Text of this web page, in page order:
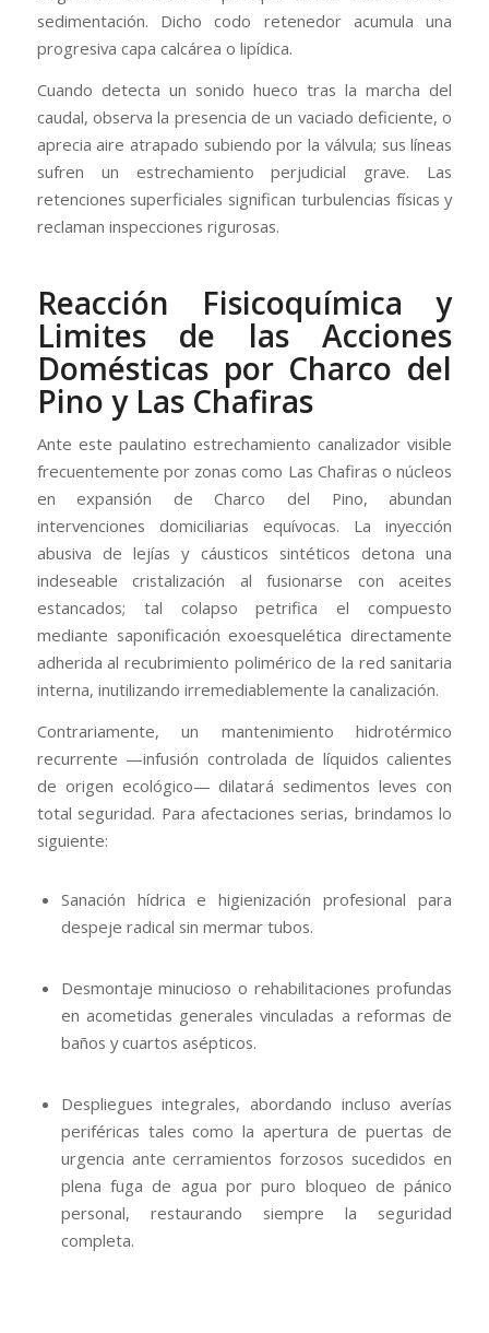
sedimentación. Dicho codo retenedor acumula una
progresiva capa calcárea o lipídica.
Cuando detecta un sonido hueco tras la marcha del
caudal, observa la presencia de un vaciado deficiente, o
aprecia aire atrapado subiendo por la válvula; sus líneas
sufren un estrechamiento perjudicial grave. Las
retenciones superficiales significan turbulencias físicas y
reclaman inspecciones rigurosas.
Reacción Fisicoquímica y
Limites de las Acciones
Domésticas por Charco del
Pino y Las Chafiras
Ante este paulatino estrechamiento canalizador visible
frecuentemente por zonas como Las Chafiras o núcleos
en expansión de Charco del Pino, abundan
intervenciones domiciliarias equívocas. La inyección
abusiva de lejías y cáusticos sintéticos detona una
indeseable cristalización al fusionarse con aceites
estancados; tal colapso petrifica el compuesto
mediante saponificación exoesquelética directamente
adherida al recubrimiento polimérico de la red sanitaria
interna, inutilizando irremediablemente la canalización.
Contrariamente, un mantenimiento hidrotérmico
recurrente —infusión controlada de líquidos calientes
de origen ecológico— dilatará sedimentos leves con
total seguridad. Para afectaciones serias, brindamos lo
siguiente:
Sanación hídrica e higienización profesional para
despeje radical sin mermar tubos.
Desmontaje minucioso o rehabilitaciones profundas
en acometidas generales vinculadas a reformas de
baños y cuartos asépticos.
Despliegues integrales, abordando incluso averías
periféricas tales como la apertura de puertas de
urgencia ante cerramientos forzosos sucedidos en
plena fuga de agua por puro bloqueo de pánico
personal, restaurando siempre la seguridad
completa.